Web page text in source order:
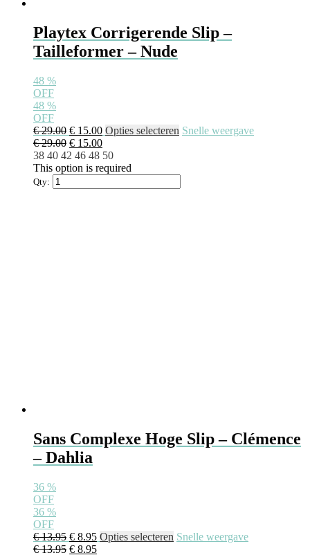
Playtex Corrigerende Slip –
Tailleformer – Nude
48 %
OFF
48 %
OFF
€29.00 € 15.00 Opties selecteren Snelle weergave
€29.00 € 15.00
38 40 42 46 48 50
This option is required
Qty:
Sans Complexe Hoge Slip – Clémence
– Dahlia
36 %
OFF
36 %
OFF
€13.95 € 8.95 Opties selecteren Snelle weergave
€13.95 € 8.95